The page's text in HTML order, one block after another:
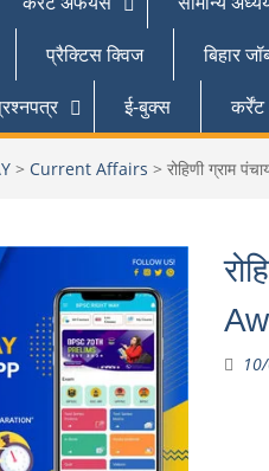
प्रैक्टिस क्विज बिहार
ई-बुक्स
> Current Affairs > रोहिणी ग्राम